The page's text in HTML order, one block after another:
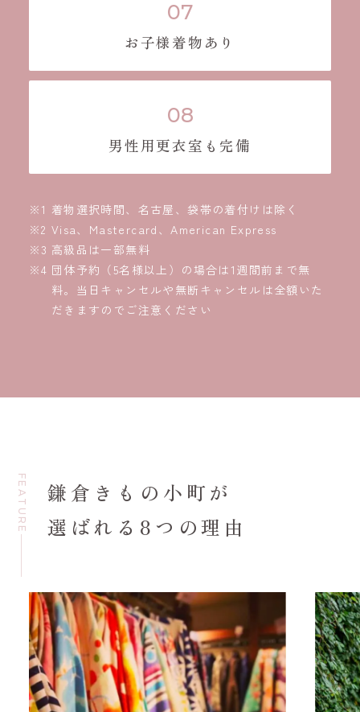
お子様着物あり
男性用更衣室も完備
着物選択時間、名古屋、袋帯の着付けは除く
Visa、Mastercard、American Express
高級品は一部無料
団体予約（5名様以上）の場合は1週間前まで無
料。当日キャンセルや無断キャンセルは全額いた
だきますのでご注意ください
FEATURE
鎌倉きもの小町が
選ばれる8つの理由